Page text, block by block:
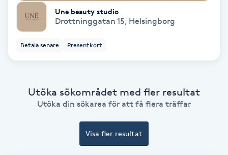
Plastikkirurgi
Powder brows
PRP (Platelet Rich Plasma)
Une beauty studio
Drottninggatan 15, Helsingborg
Betala senare Presentkort
Utöka sökområdet med fler resultat
Utöka din sökarea för att få flera träffar
Visa fler resultat